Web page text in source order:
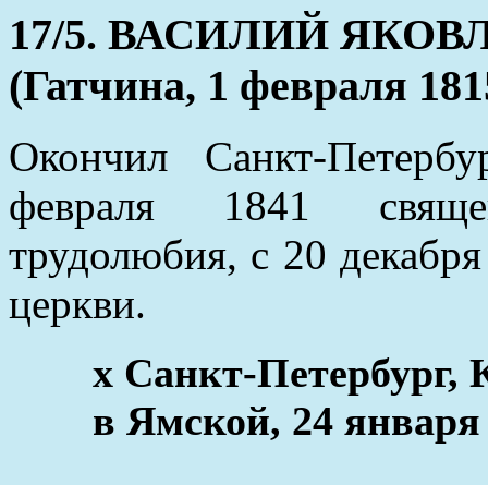
17/5. ВАСИЛИЙ
(Гатчина, 1 февраля
Окончил Санкт-
февраля 1841
трудолюбия, с 20
церкви.
x Санкт-Петербург,
в Ямской, 24 января